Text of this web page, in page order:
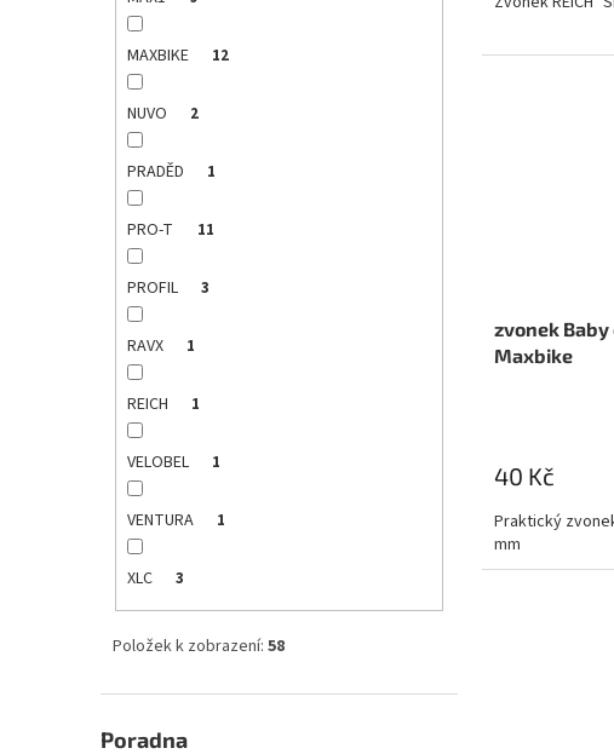
MAXBIKE 12
NUVO 2
PRADĚD 1
PRO-T 11
PROFIL 3
RAVX 1
REICH 1
VELOBEL 1
VENTURA 1
XLC 3
Položek k zobrazení: 58
Poradna
zvonek
Maxbike
40 Kč
Praktický
mm